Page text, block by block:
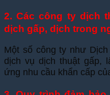
2. Các công ty dịch
dịch gấp, dịch trong
Một số công ty như
dịch vụ dịch thuật gấp,
ứng nhu cầu khẩn cấp